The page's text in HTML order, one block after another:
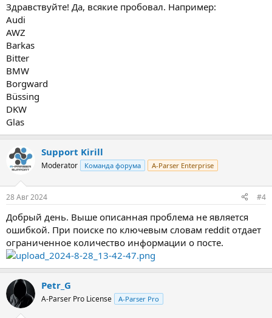
Здравствуйте! Да, всякие пробовал. Например:
Audi
AWZ
Barkas
Bitter
BMW
Borgward
Büssing
DKW
Glas
Support Kirill
Moderator Команда форума A-Parser Enterprise
28 Авг 2024 #4
Добрый день. Выше описанная проблема не является
ошибкой. При поиске по ключевым словам reddit отдает
ограниченное количество информации о посте.
Petr_G
A-Parser Pro License A-Parser Pro